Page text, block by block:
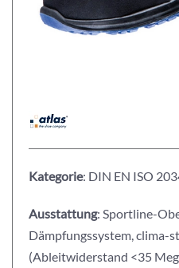
Kategorie: DIN EN ISO
Ausstattung: Sportline-
Dämpfungssystem, clima-
(Ableitwiderstand <35